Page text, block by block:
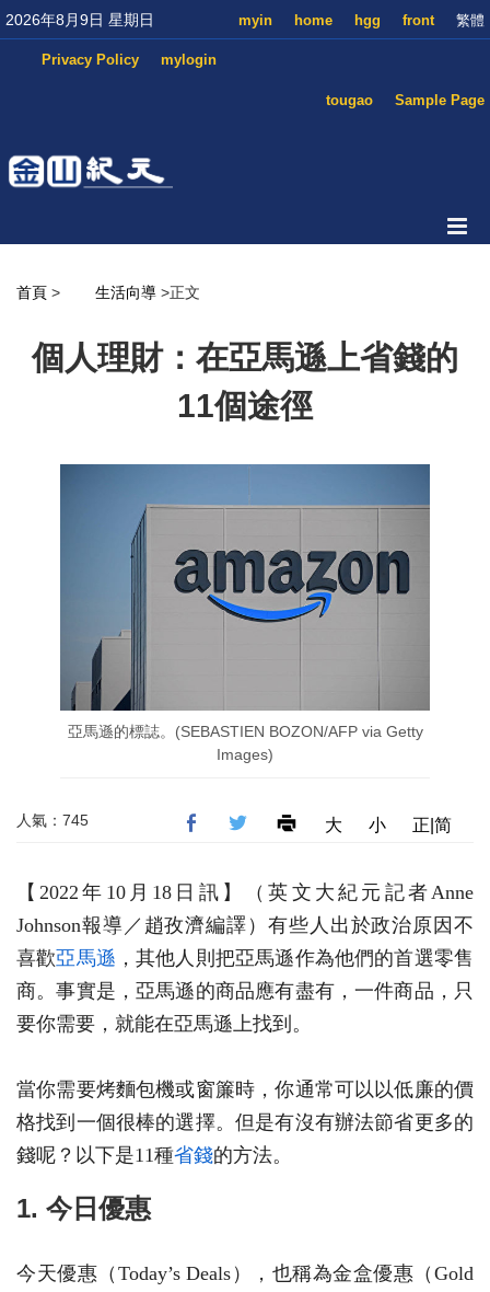
2026年8月9日 星期日 繁體
front
hgg
home
myin
mylogin
Privacy Policy
Sample Page
tougao
首頁 > 生活向導 >正文
個人理財：在亞馬遜上省錢的
11個途徑
亞馬遜的標誌。(SEBASTIEN BOZON/AFP via Getty
Images)
人氣：745 大 小 正|简
【2022年10月18日訊】（英文大紀元記者Anne
Johnson報導／趙孜濟編譯）有些人出於政治原因不
喜歡亞馬遜 ，其他人則把亞馬遜作為他們的首選零售
商。事實是，亞馬遜的商品應有盡有，一件商品，只
要你需要，就能在亞馬遜上找到。
當你需要烤麵包機或窗簾時，你通常可以以低廉的價
格找到一個很棒的選擇。但是有沒有辦法節省更多的
錢呢？以下是11種省錢的方法。
1. 今日優惠
今天優惠（Today’s Deals），也稱為金盒優惠（Gold